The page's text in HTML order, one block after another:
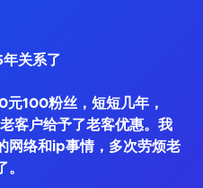
关系了
100粉丝，短短几年，
客户给予了老客优惠。我
网络和ip事情，多次劳烦老